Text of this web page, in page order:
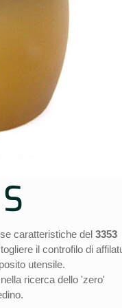
caratteristiche del 3353
il controfilo di
utensile.
ricerca dello 'zero'